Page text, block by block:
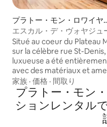
プラトー・モン・ロワイヤ
ルのマンション・アパート
エスカル・デ・ヴォヤジュ
ムスポット、サン・ドニ通
Situé au coeur du Plateau
sur la célèbre rue St-
luxueuse a été
avec des matériaux et
qualités supérieures. Vous
enchanté par la
qu'offre cet
et accueillant. Ce qui
cet immeuble unique est
家族 · 価格 · 間取り
プラトー・モン
ションレンタル